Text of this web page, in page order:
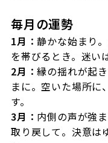
毎月の運勢
1月：静かな始まり
を帯びるとき。迷い
2月：縁の揺れが起
まに。空いた場所に
す。
3月： 内側の声が強
取り戻して。決意は